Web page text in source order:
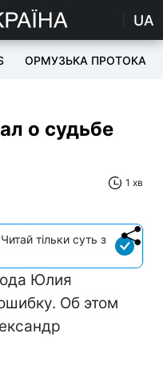
UA
ОРМУЗЬКА ПРОТОКА
о судьбе
1 хв
тільки суть з
Юлия
Об этом